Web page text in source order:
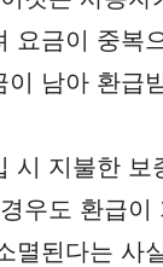
요금이 중복
이 남아 환급
시 지불한
우도 환급
멸된다는 사